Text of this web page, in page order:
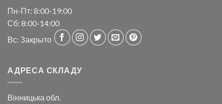
Пн-Пт: 8:00-19:00
Сб: 8:00-14:00
Вс: Закрыто
АДРЕСА СКЛАДУ
Вінницька обл.